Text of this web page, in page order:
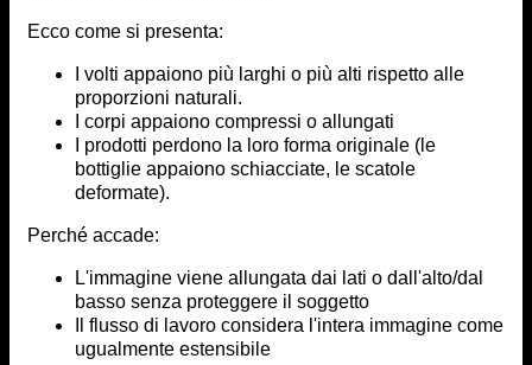
Ecco come si presenta:
I volti appaiono più larghi o più alti rispetto alle
proporzioni naturali.
I corpi appaiono compressi o allungati
I prodotti perdono la loro forma originale (le
bottiglie appaiono schiacciate, le scatole
deformate).
Perché accade:
L'immagine viene allungata dai lati o dall'alto/dal
basso senza proteggere il soggetto
Il flusso di lavoro considera l'intera immagine come
ugualmente estensibile